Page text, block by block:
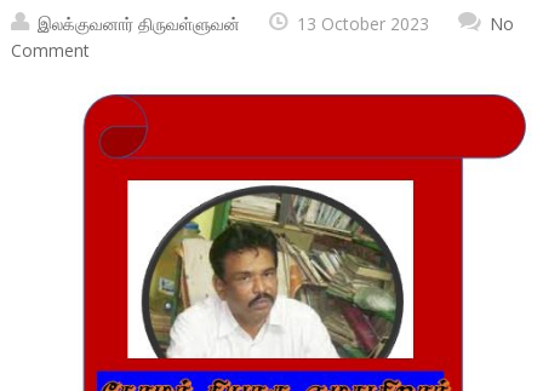
இலக்குவனார் திருவள்ளுவன் 13 October 2023
No
Comment